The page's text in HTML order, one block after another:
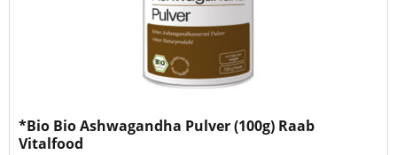
*Bio Bio Ashwagandha Pulver (100g) Raab
Vitalfood